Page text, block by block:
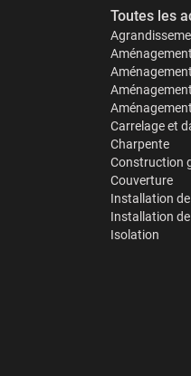
Toutes les
Carrelage et
Charpente
Construction
Couverture
Installation
Installation
Isolation